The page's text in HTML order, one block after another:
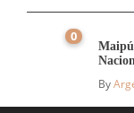
0
By